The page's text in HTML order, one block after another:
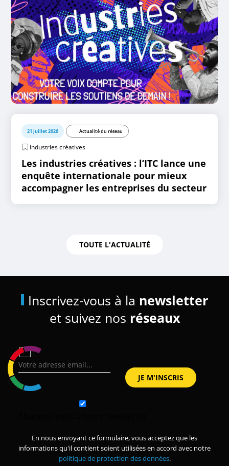
21 juillet 2026 Actualité du réseau
Industries créatives
Les industries créatives : l’ITC lance une
enquête internationale pour mieux
accompagner les entreprises du secteur
TOUTE L'ACTUALITÉ
Inscrivez-vous à la newsletter
et suivez nos réseaux
En nous envoyant ce formulaire, vous acceptez que les
informations qu'il contient soient utilisées en accord avec notre
politique de protection des données.